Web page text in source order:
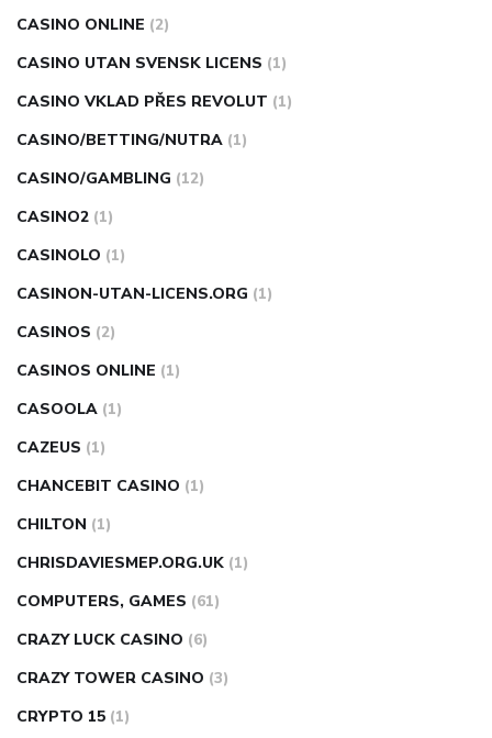
CASINO ONLINE (2)
CASINO UTAN SVENSK LICENS (1)
CASINO VKLAD PŘES REVOLUT (1)
CASINO/BETTING/NUTRA (1)
CASINO/GAMBLING (12)
CASINO2 (1)
CASINOLO (1)
CASINON-UTAN-LICENS.ORG (1)
CASINOS (2)
CASINOS ONLINE (1)
CASOOLA (1)
CAZEUS (1)
CHANCEBIT CASINO (1)
CHILTON (1)
CHRISDAVIESMEP.ORG.UK (1)
COMPUTERS, GAMES (61)
CRAZY LUCK CASINO (6)
CRAZY TOWER СASINO (3)
CRYPTO 15 (1)